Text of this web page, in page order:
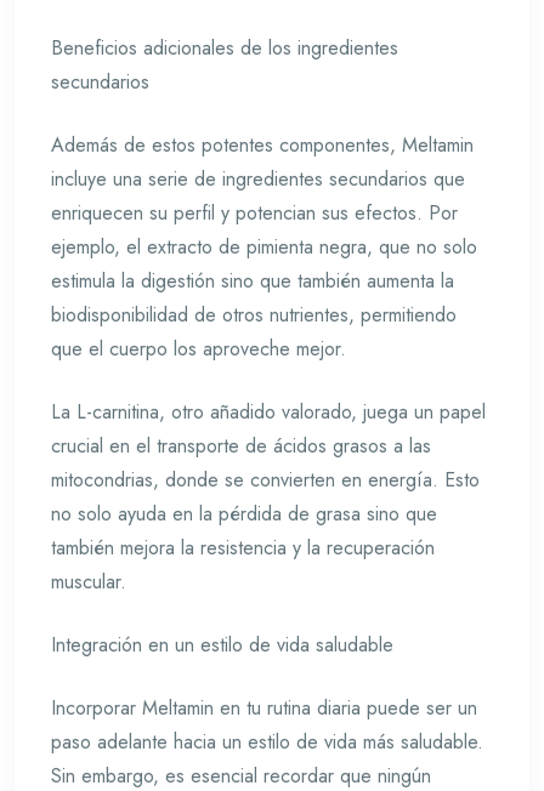
Beneficios adicionales de los ingredientes
secundarios
Además de estos potentes componentes, Meltamin
incluye una serie de ingredientes secundarios que
enriquecen su perfil y potencian sus efectos. Por
ejemplo, el extracto de pimienta negra, que no solo
estimula la digestión sino que también aumenta la
biodisponibilidad de otros nutrientes, permitiendo
que el cuerpo los aproveche mejor.
La L-carnitina, otro añadido valorado, juega un papel
crucial en el transporte de ácidos grasos a las
mitocondrias, donde se convierten en energía. Esto
no solo ayuda en la pérdida de grasa sino que
también mejora la resistencia y la recuperación
muscular.
Integración en un estilo de vida saludable
Incorporar Meltamin en tu rutina diaria puede ser un
paso adelante hacia un estilo de vida más saludable.
Sin embargo, es esencial recordar que ningún